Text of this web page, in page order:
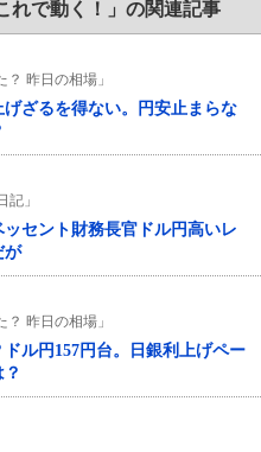
れで動く！」の関連記事
昨日の相場」
ざるを得ない。円安止まらな
」
セント財務長官ドル円高いレ
が
昨日の相場」
ル円157円台。日銀利上げペー